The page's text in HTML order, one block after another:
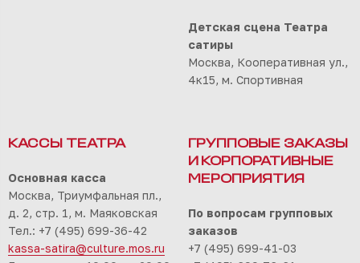
Детская сцена Театра
сатиры
Москва, Кооперативная ул.,
4к15, м. Спортивная
КАССЫ ТЕАТРА
Основная касса
Москва, Триумфальная пл.,
д. 2, стр. 1, м. Маяковская
Тел.: +7 (495) 699-36-42
kassa-satira@culture.mos.ru
ГРУППОВЫЕ ЗАКАЗЫ
И КОРПОРАТИВНЫЕ
МЕРОПРИЯТИЯ
По вопросам групповых
заказов
+7 (495) 699-41-03